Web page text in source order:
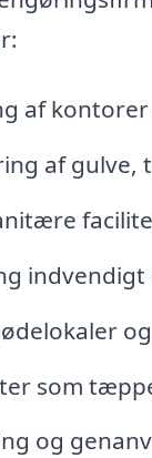
af
af
som
og